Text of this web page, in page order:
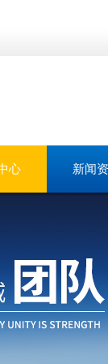
心 新闻